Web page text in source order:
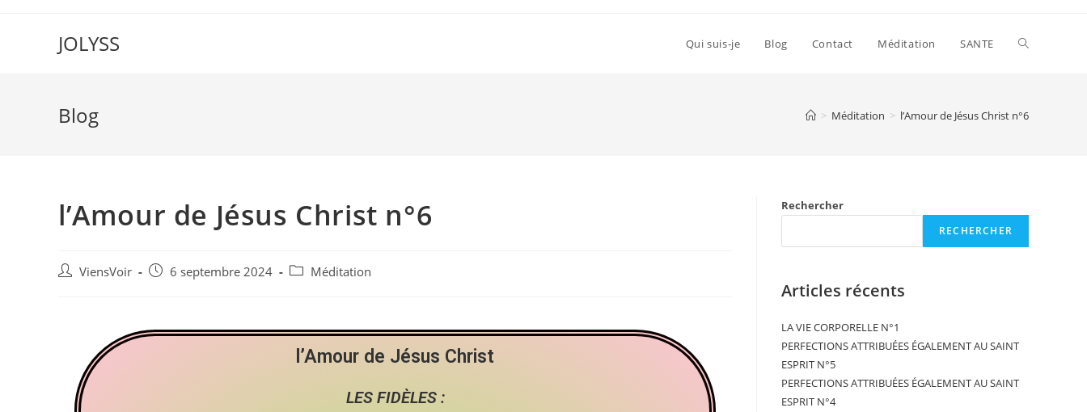
JOLYSS Qui suis-je Blog Contact Méditation SANTE
Blog > Méditation > l’Amour de Jésus Christ n°6
l’Amour de Jésus Christ n°6
ViensVoir 6 septembre 2024 Méditation
l’Amour de Jésus Christ
LES FIDÈLES :
Rechercher
RECHERCHER
Articles récents
LA VIE CORPORELLE N°1
PERFECTIONS ATTRIBUÉES ÉGALEMENT AU SAINT
ESPRIT N°5
PERFECTIONS ATTRIBUÉES ÉGALEMENT AU SAINT
ESPRIT N°4